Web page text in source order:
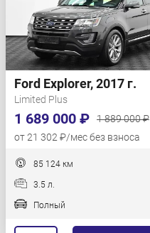
Ford Explorer, 2017 г.
Limited Plus
1 689 000 ₽
1 889 000 ₽
от 21 302 ₽/мес без взноса
85 124 км
3.5 л.
Полный